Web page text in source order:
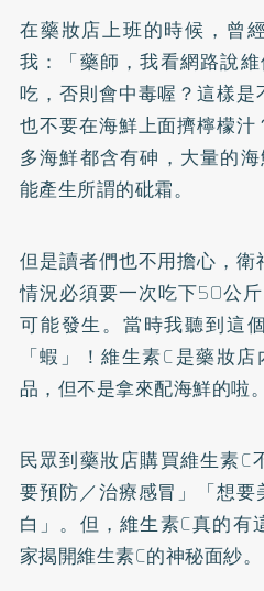
在藥妝店上班的時候，曾
我：「藥師，我看網路說
吃，否則會中毒喔？這樣是
也不要在海鮮上面擠檸檬
多海鮮都含有砷，大量的
能產生所謂的砒霜。
但是讀者們也不用擔心，
情況必須要一次吃下50公
可能發生。當時我聽到這
「蝦」！維生素C是藥妝
品，但不是拿來配海鮮的啦。
民眾到藥妝店購買維生素
要預防／治療感冒」「想
白」。但，維生素C真的有
家揭開維生素C的神秘面紗。